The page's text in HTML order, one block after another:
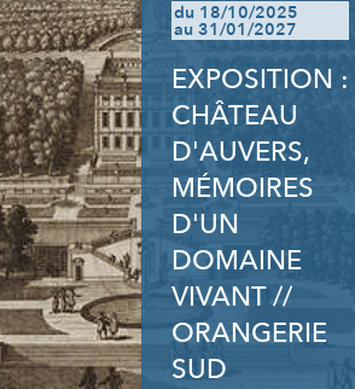
du 18/10/2025
au 31/01/2027
EXPOSITION :
CHÂTEAU
D'AUVERS,
MÉMOIRES
D'UN
DOMAINE
VIVANT //
ORANGERIE
SUD